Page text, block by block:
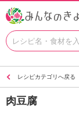
レシピカテゴリへ戻る
肉豆腐